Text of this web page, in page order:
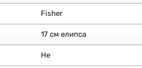
Fisher
17 см елипса
Не